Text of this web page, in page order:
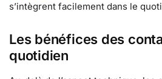
s’intègrent facilement dans le
Les bénéfices des
quotidien